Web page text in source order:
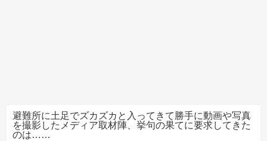
避難所に土足でズカズカと入ってきて勝手に動画や写真
を撮影したメディア取材陣、挙句の果てに要求してきた
のは……